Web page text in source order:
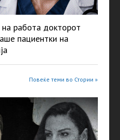
на работа докторот
пациентки на
Повеќе теми во Стории »